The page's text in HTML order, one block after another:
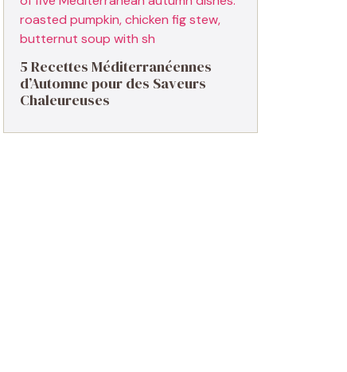
5 Recettes Méditerranéennes
d’Automne pour des Saveurs
Chaleureuses